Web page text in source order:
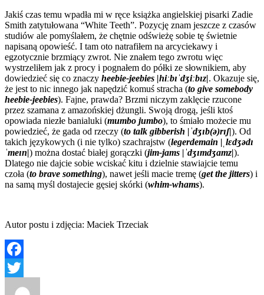
Jakiś czas temu wpadła mi w ręce książka angielskiej pisarki Zadie
Smith zatytułowana “White Teeth”. Pozycję znam jeszcze z czasów
studiów ale pomyślałem, że chętnie odświeżę sobie tę świetnie
napisaną opowieść. I tam oto natrafiłem na arcyciekawy i
egzotycznie brzmiący zwrot. Nie znałem tego zwrotu więc
wystrzeliłem jak z procy i pognałem do półki ze słownikiem, aby
dowiedzieć się co znaczy heebie-jeebies |hiːbɪˈdʒiːbɪz|. Okazuje się,
że jest to nic innego jak napędzić komuś stracha (to give somebody
heebie-jeebies). Fajne, prawda? Brzmi niczym zaklęcie rzucone
przez szamana z amazońskiej dżungli. Swoją drogą, jeśli ktoś
opowiada niezłe banialuki (mumbo jumbo), to śmiało możecie mu
powiedzieć, że gada od rzeczy (to talk gibberish |ˈdʒɪb(ə)rɪʃ|). Od
takich językowych (i nie tylko) szachrajstw (legerdemain |ˌlɛdʒədɪ
ˈmeɪn|) można dostać białej gorączki (jim-jams |ˈdʒɪmdʒamz|).
Dlatego nie dajcie sobie wciskać kitu i dzielnie stawiajcie temu
czoła (to brave something), nawet jeśli macie tremę (get the jitters) i
na samą myśl dostajecie gęsiej skórki (whim-whams).
Autor postu i zdjęcia: Maciek Trzeciak
Facebook
Twitter